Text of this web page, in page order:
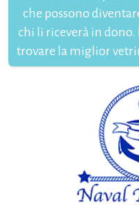
che possono
chi li riceverà in dono.
trovare la miglior